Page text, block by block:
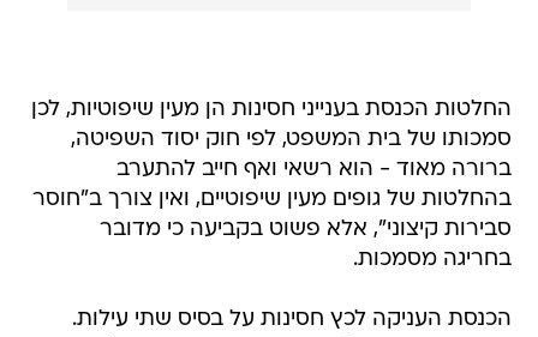
החלטות הכנסת בענייני חסינות הן מעין שיפוטיות, לכן
סמכותו של בית המשפט, לפי חוק יסוד השפיטה,
ברורה מאוד - הוא רשאי ואף חייב להתערב
בהחלטות של גופים מעין שיפוטיים, ואין צורך ב"חוסר
סבירות קיצוני", אלא פשוט בקביעה כי מדובר
בחריגה מסמכות.
הכנסת העניקה לכץ חסינות על בסיס שתי עילות.